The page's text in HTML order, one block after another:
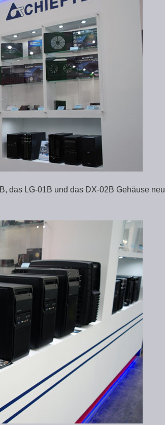
das LG-01B und das DX-02B Gehäuse neu